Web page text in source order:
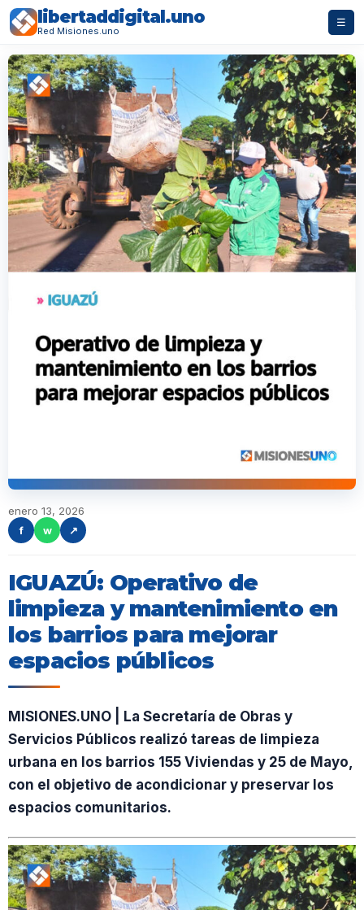
libertaddigital.uno
Red Misiones.uno
☰
enero 13, 2026
f
w ↗
IGUAZÚ: Operativo de
limpieza y mantenimiento en
los barrios para mejorar
espacios públicos
MISIONES.UNO | La Secretaría de Obras y
Servicios Públicos realizó tareas de limpieza
urbana en los barrios 155 Viviendas y 25 de Mayo,
con el objetivo de acondicionar y preservar los
espacios comunitarios.